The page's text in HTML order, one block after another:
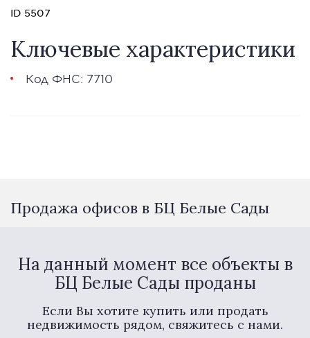
ID 5507
Ключевые характеристики
Код ФНС: 7710
Продажа офисов в БЦ Белые Сады
На данный момент все объекты в
БЦ Белые Сады проданы
Если Вы хотите купить или продать
недвижимость рядом, свяжитесь с нами.